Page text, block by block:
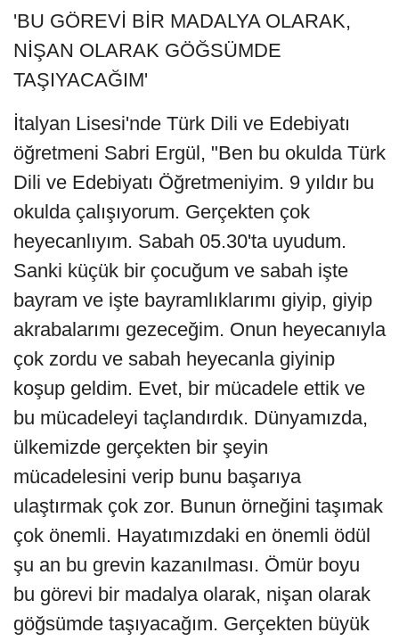
'BU GÖREVİ BİR MADALYA OLARAK,
NİŞAN OLARAK GÖĞSÜMDE
TAŞIYACAĞIM'
İtalyan Lisesi'nde Türk Dili ve Edebiyatı
öğretmeni Sabri Ergül, "Ben bu okulda Türk
Dili ve Edebiyatı Öğretmeniyim. 9 yıldır bu
okulda çalışıyorum. Gerçekten çok
heyecanlıyım. Sabah 05.30'ta uyudum.
Sanki küçük bir çocuğum ve sabah işte
bayram ve işte bayramlıklarımı giyip, giyip
akrabalarımı gezeceğim. Onun heyecanıyla
çok zordu ve sabah heyecanla giyinip
koşup geldim. Evet, bir mücadele ettik ve
bu mücadeleyi taçlandırdık. Dünyamızda,
ülkemizde gerçekten bir şeyin
mücadelesini verip bunu başarıya
ulaştırmak çok zor. Bunun örneğini taşımak
çok önemli. Hayatımızdaki en önemli ödül
şu an bu grevin kazanılması. Ömür boyu
bu görevi bir madalya olarak, nişan olarak
göğsümde taşıyacağım. Gerçekten büyük